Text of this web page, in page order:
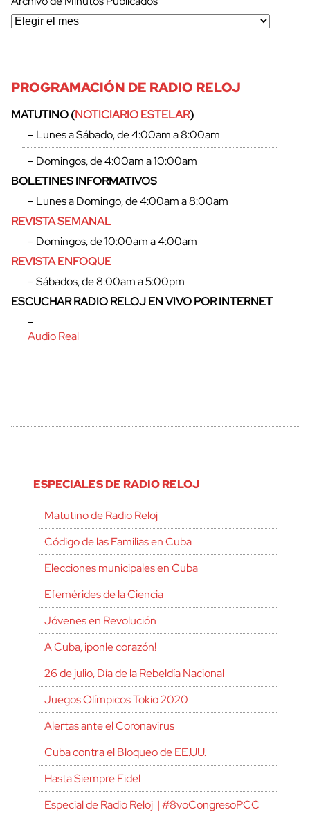
PROGRAMACIÓN DE RADIO RELOJ
MATUTINO (NOTICIARIO ESTELAR)
– Lunes a Sábado, de 4:00am a 8:00am
– Domingos, de 4:00am a 10:00am
BOLETINES INFORMATIVOS
– Lunes a Domingo, de 4:00am a 8:00am
REVISTA SEMANAL
– Domingos, de 10:00am a 4:00am
REVISTA ENFOQUE
– Sábados, de 8:00am a 5:00pm
ESCUCHAR RADIO RELOJ EN VIVO POR INTERNET
–
Audio Real
ESPECIALES DE RADIO RELOJ
Matutino de Radio Reloj
Código de las Familias en Cuba
Elecciones municipales en Cuba
Efemérides de la Ciencia
Jóvenes en Revolución
A Cuba, ¡ponle corazón!
26 de julio, Día de la Rebeldía Nacional
Juegos Olímpicos Tokio 2020
Alertas ante el Coronavirus
Cuba contra el Bloqueo de EE.UU.
Hasta Siempre Fidel
Especial de Radio Reloj | #8voCongresoPCC